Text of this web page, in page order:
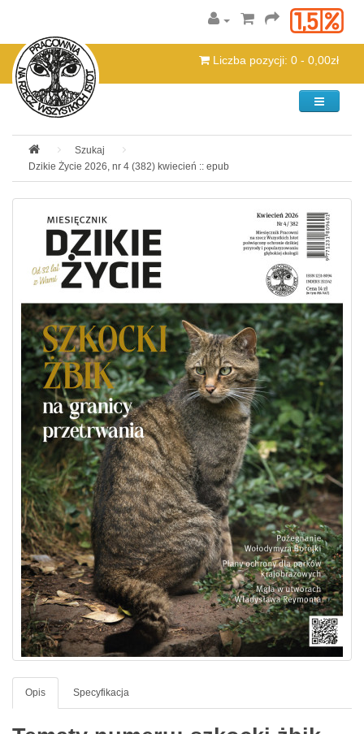
Liczba pozycji: 0 - 0,00zł
Kategorie
Szukaj
Dzikie Życie 2026, nr 4 (382) kwiecień :: epub
Opis Specyfikacja